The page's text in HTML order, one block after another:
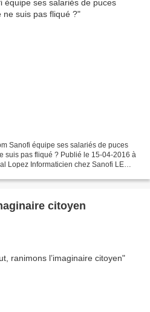
Sanofi équipe ses salariés de puces
suis pas fliqué ? Publié le 15-04-2016 à
Lopez Informaticien chez Sanofi LE
citoyen